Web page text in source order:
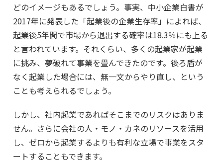
どのイメージもあるでしょう。事実、中小企業白書が
2017年に発表した「起業後の企業生存率」によれば、
起業後5年間で市場から退出する確率は18.3％にも上る
と言われています。それくらい、多くの起業家が起業
に挑み、夢破れて事業を畳んできたのです。後ろ盾が
なく起業した場合には、無一文からやり直し、という
ことも考えられるでしょう。
しかし、社内起業であればそこまでのリスクはありま
せん。さらに会社の人・モノ・カネのリソースを活用
し、ゼロから起業するよりも有利な立場で事業をスタ
ートすることもできます。